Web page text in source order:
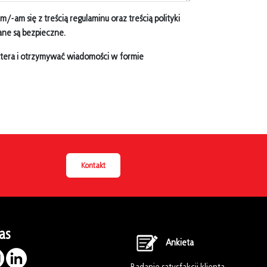
am się z treścią regulaminu oraz treścią polityki
są bezpieczne.
i otrzymywać wiadomości w formie
Kontakt
Ankieta